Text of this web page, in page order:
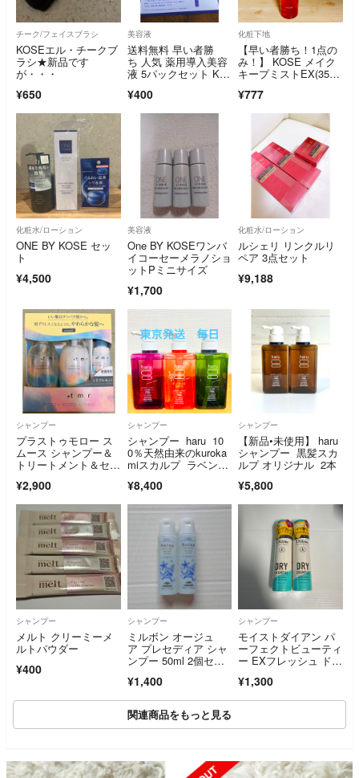
チーク/フェイスブラシ
KOSEエル・チークブ
ラシ★新品です
が・・・
¥650
美容液
送料無料 早い者勝
ち 人気 薬用導入美容
液 5パックセット KO
¥400
化粧下地
【早い者勝ち！1点の
み！】 KOSE メイク
キープミストEX(35m
¥777
化粧水/ローション
ONE BY KOSE セッ
ト
¥4,500
美容液
One BY KOSEワンバ
イコーセーメラノショ
ットPミニサイズ
¥1,700
化粧水/ローション
ルシェリ リンクルリ
ペア 3点セット
¥9,188
シャンプー
プラストゥモロー ス
ムース シャンプー＆
トリートメント＆セラ
¥2,900
シャンプー
シャンプー haru 10
0％天然由来のkuroka
miスカルプ ラベンダ
ト グリーン 3本セッ
ト
¥8,400
シャンプー
【新品•未使用】 haru
シャンプー 黒髪スカ
ルプ オリジナル 2本
¥5,800
シャンプー
メルト クリーミーメ
ルトパウダー
¥400
シャンプー
ミルボン オージュ
ア プレセディア シャ
ンプー 50ml 2個セッ
¥1,400
シャンプー
モイストダイアン パ
ーフェクトビューティ
ー EXフレッシュ ドラ
¥1,300
関連商品をもっと見る
SOLD OUT